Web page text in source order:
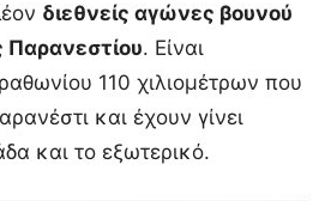
διεθνείς αγώνες βουνού
. Είναι
110 χιλιομέτρων που
και έχουν γίνει
και το εξωτερικό.